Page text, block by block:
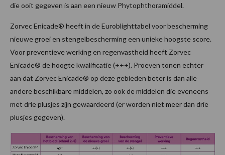
die ooit gegeven is aan een nieuw Phytophthoramiddel.
Zorvec Enicade® heeft in de Euroblighttabel voor bescherming
nieuwe groei en stengelbescherming een unieke hoogste score.
Voor preventieve werking en regenvastheid heeft Zorvec
Enicade® de hoogte kwalificatie (+++). Proeven tonen echter
aan dat Zorvec Enicade® op deze gebieden beter is dan alle
andere beschikbare middelen, zo ook de middelen die eveneens
met drie plusjes zijn gewaardeerd (er worden niet meer dan drie
plusjes gegeven).